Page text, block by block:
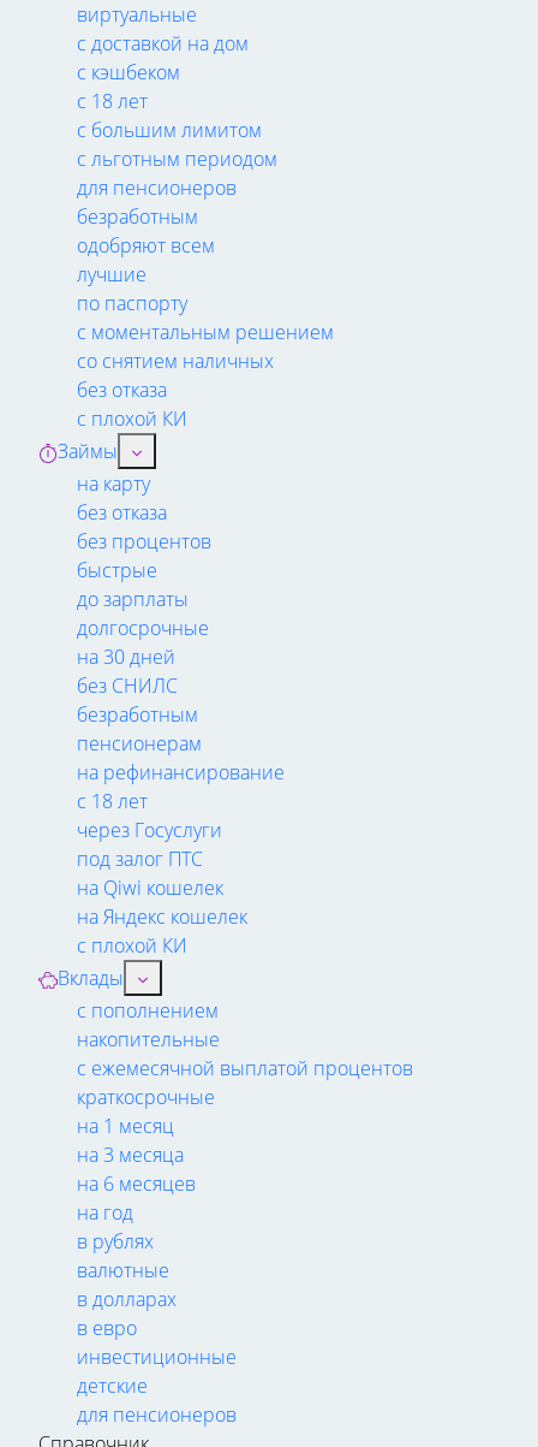
виртуальные
с доставкой на дом
с кэшбеком
с 18 лет
с большим лимитом
с льготным периодом
для пенсионеров
безработным
одобряют всем
лучшие
по паспорту
с моментальным решением
со снятием наличных
без отказа
с плохой КИ
Займы
на карту
без отказа
без процентов
быстрые
до зарплаты
долгосрочные
на 30 дней
без СНИЛС
безработным
пенсионерам
на рефинансирование
с 18 лет
через Госуслуги
под залог ПТС
на Qiwi кошелек
на Яндекс кошелек
с плохой КИ
Вклады
с пополнением
накопительные
с ежемесячной выплатой процентов
краткосрочные
на 1 месяц
на 3 месяца
на 6 месяцев
на год
в рублях
валютные
в долларах
в евро
инвестиционные
детские
для пенсионеров